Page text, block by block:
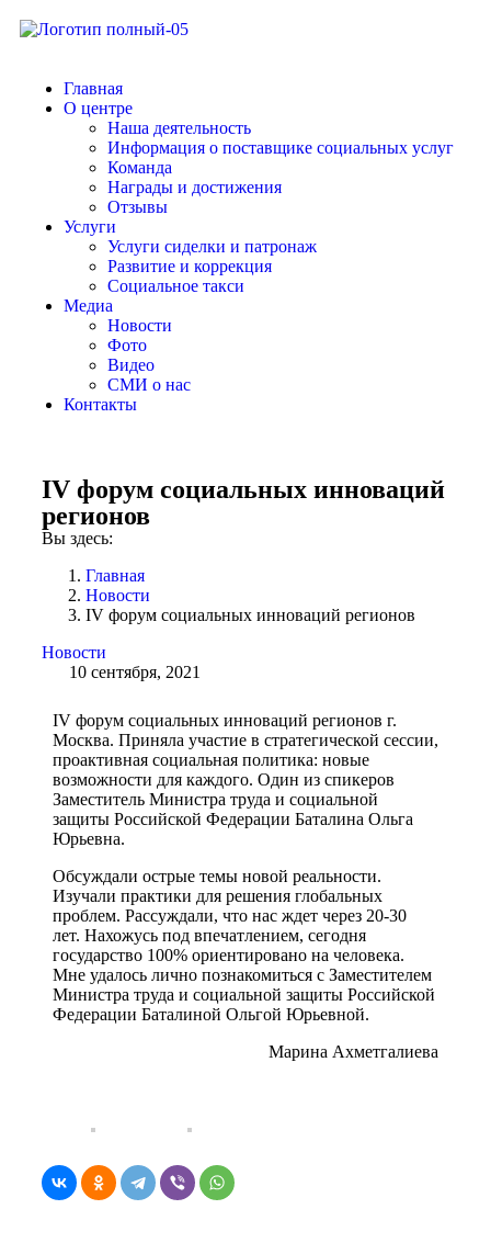
Главная
О центре
Наша деятельность
Информация о поставщике социальных услуг
Команда
Награды и достижения
Отзывы
Услуги
Услуги сиделки и патронаж
Развитие и коррекция
Социальное такси
Медиа
Новости
Фото
Видео
СМИ о нас
Контакты
IV форум социальных инноваций
регионов
Вы здесь:
Главная
Новости
IV форум социальных инноваций регионов
Новости
10 сентября, 2021
IV форум социальных инноваций регионов г.
Москва. Приняла участие в стратегической сессии,
проактивная социальная политика: новые
возможности для каждого. Один из спикеров
Заместитель Министра труда и социальной
защиты Российской Федерации Баталина Ольга
Юрьевна.
Обсуждали острые темы новой реальности.
Изучали практики для решения глобальных
проблем. Рассуждали, что нас ждет через 20-30
лет. Нахожусь под впечатлением, сегодня
государство 100% ориентировано на человека.
Мне удалось лично познакомиться с Заместителем
Министра труда и социальной защиты Российской
Федерации Баталиной Ольгой Юрьевной.
Марина Ахметгалиева